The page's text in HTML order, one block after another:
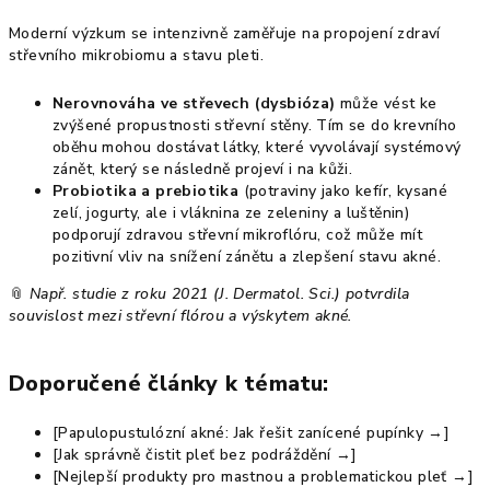
Moderní výzkum se intenzivně zaměřuje na propojení zdraví
střevního mikrobiomu a stavu pleti.
Nerovnováha ve střevech (dysbióza) může vést ke
zvýšené propustnosti střevní stěny. Tím se do krevního
oběhu mohou dostávat látky, které vyvolávají systémový
zánět, který se následně projeví i na kůži.
Probiotika a prebiotika (potraviny jako kefír, kysané
zelí, jogurty, ale i vláknina ze zeleniny a luštěnin)
podporují zdravou střevní mikroflóru, což může mít
pozitivní vliv na snížení zánětu a zlepšení stavu akné.
📎 Např. studie z roku 2021 (J. Dermatol. Sci.) potvrdila
souvislost mezi střevní flórou a výskytem akné.
Doporučené články k tématu:
[Papulopustulózní akné: Jak řešit zanícené pupínky →]
[Jak správně čistit pleť bez podráždění →]
[Nejlepší produkty pro mastnou a problematickou pleť →]